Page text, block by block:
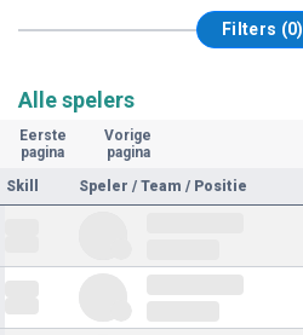
Filters (0)
Alle spelers
Eerste
pagina
Vorige
pagina
Skill
Speler / Team / Positie